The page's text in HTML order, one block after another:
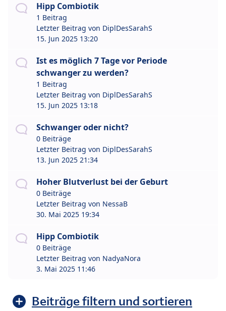
Hipp Combiotik
1 Beitrag
Letzter Beitrag von DiplDesSarahS
15. Jun 2025 13:20
Ist es möglich 7 Tage vor Periode
schwanger zu werden?
1 Beitrag
Letzter Beitrag von DiplDesSarahS
15. Jun 2025 13:18
Schwanger oder nicht?
0 Beiträge
Letzter Beitrag von DiplDesSarahS
13. Jun 2025 21:34
Hoher Blutverlust bei der Geburt
0 Beiträge
Letzter Beitrag von NessaB
30. Mai 2025 19:34
Hipp Combiotik
0 Beiträge
Letzter Beitrag von NadyaNora
3. Mai 2025 11:46
Beiträge filtern und sortieren